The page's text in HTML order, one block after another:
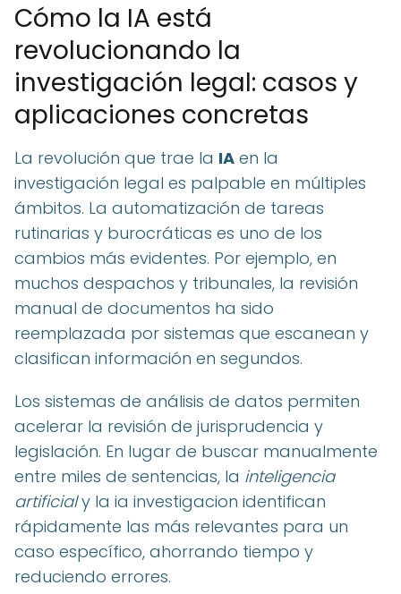
Cómo la IA está
revolucionando la
investigación legal: casos y
aplicaciones concretas
La revolución que trae la IA en la
investigación legal es palpable en múltiples
ámbitos. La automatización de tareas
rutinarias y burocráticas es uno de los
cambios más evidentes. Por ejemplo, en
muchos despachos y tribunales, la revisión
manual de documentos ha sido
reemplazada por sistemas que escanean y
clasifican información en segundos.
Los sistemas de análisis de datos permiten
acelerar la revisión de jurisprudencia y
legislación. En lugar de buscar manualmente
entre miles de sentencias, la inteligencia
artificialy la ia investigacion identifican
rápidamente las más relevantes para un
caso específico, ahorrando tiempo y
reduciendo errores.